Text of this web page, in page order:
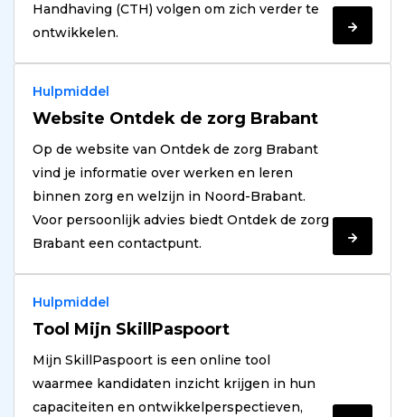
Handhaving (CTH) volgen om zich verder te
ontwikkelen.
Verder
lezen
Hulpmiddel
Website Ontdek de zorg Brabant
Op de website van Ontdek de zorg Brabant
vind je informatie over werken en leren
binnen zorg en welzijn in Noord-Brabant.
Voor persoonlijk advies biedt Ontdek de zorg
Brabant een contactpunt.
Verder
lezen
Hulpmiddel
Tool Mijn SkillPaspoort
Mijn SkillPaspoort is een online tool
waarmee kandidaten inzicht krijgen in hun
capaciteiten en ontwikkelperspectieven,